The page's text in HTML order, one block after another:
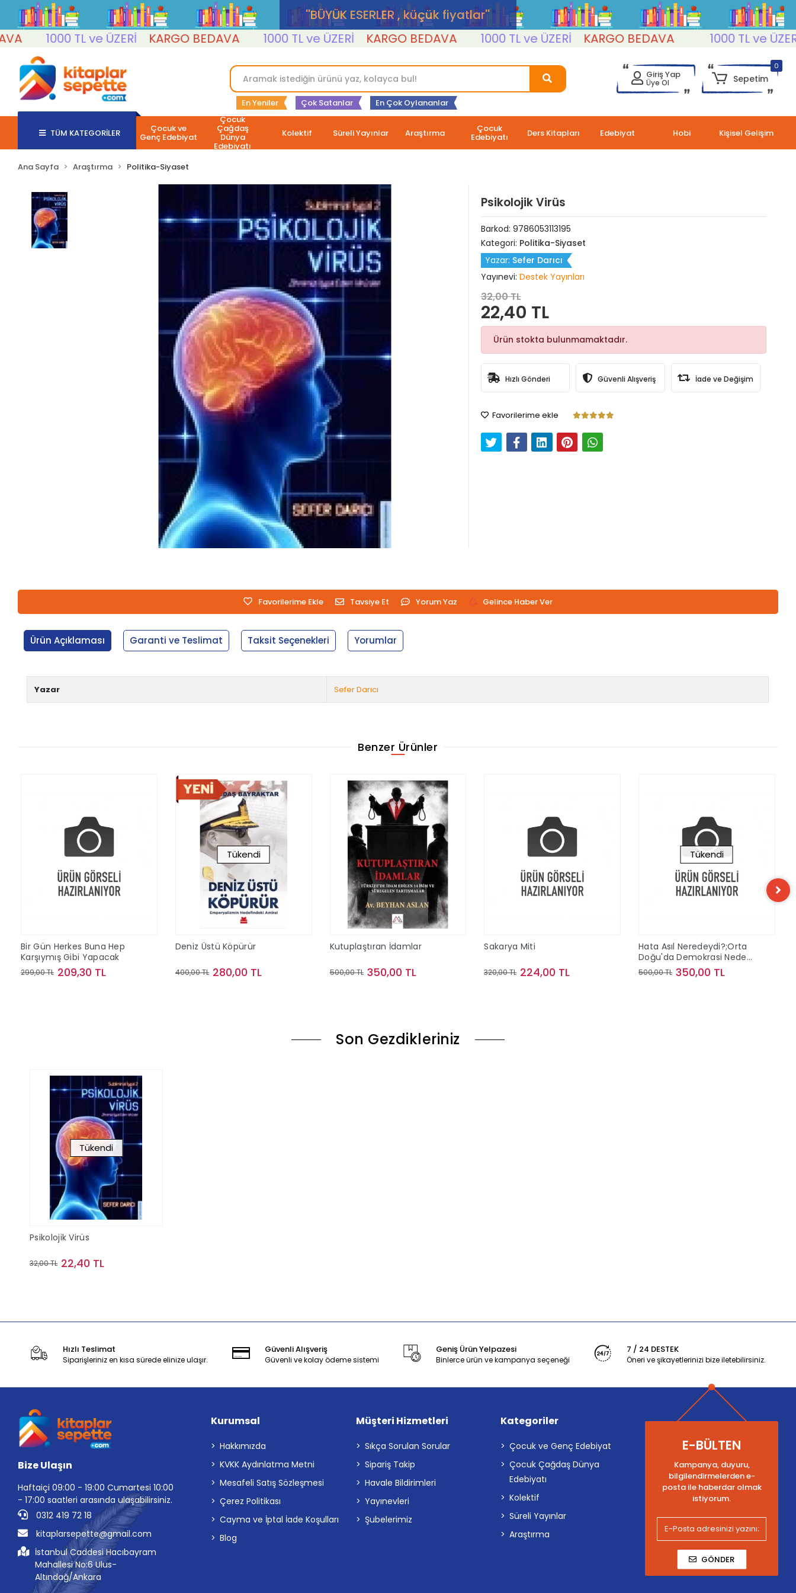
''BÜYÜK ESERLER , küçük fiyatlar''
1000 TL ve ÜZERİ
KARGO BEDAVA 1000 TL ve ÜZERİ KARGO BEDAVA 1000 TL ve ÜZERİ KARGO BEDAVA 1000 TL ve ÜZERİ
En Yeniler Çok Satanlar En Çok Oylananlar
Giriş Yap
Üye Ol
0
Sepetim
TÜM KATEGORİLER Çocuk ve
Genç Edebiyat
Çocuk
Çağdaş
Dünya
Edebiyatı
Kolektif Süreli Yayınlar Araştırma Çocuk
Edebiyatı Ders Kitapları Edebiyat Hobi Kişisel Gelişim
Ana Sayfa Araştırma Politika-Siyaset
Psikolojik Virüs
Barkod: 9786053113195
Kategori: Politika-Siyaset
Yazar: Sefer Darıcı
Yayınevi: Destek Yayınları
32,00 TL
22,40 TL
Ürün stokta bulunmamaktadır.
Hızlı Gönderi Güvenli Alışveriş İade ve Değişim
Favorilerime ekle
Favorilerime Ekle Tavsiye Et Yorum Yaz Gelince Haber Ver
Ürün Açıklaması Garanti ve Teslimat Taksit Seçenekleri Yorumlar
Yazar Sefer Darıcı
Benzer Ürünler
Bir Gün Herkes Buna Hep
Karşıymış Gibi Yapacak
299,00 TL 209,30 TL
Tükendi
Deniz Üstü Köpürür
400,00 TL 280,00 TL
Kutuplaştıran İdamlar
500,00 TL 350,00 TL
Sakarya Miti
320,00 TL 224,00 TL
Tükendi
Hata Asıl Neredeydi?;Orta
Doğu'da Demokrasi Neden
Başarısız Oldu?
500,00 TL 350,00 TL
Son Gezdikleriniz
Tükendi
Psikolojik Virüs
32,00 TL 22,40 TL
Hızlı Teslimat
Siparişleriniz en kısa sürede elinize ulaşır.
Güvenli Alışveriş
Güvenli ve kolay ödeme sistemi
Geniş Ürün Yelpazesi
Binlerce ürün ve kampanya seçeneği
7 / 24 DESTEK
Öneri ve şikayetlerinizi bize iletebilirsiniz.
Bize Ulaşın
Haftaiçi 09:00 - 19:00 Cumartesi 10:00
- 17:00 saatleri arasında ulaşabilirsiniz.
0312 419 72 18
kitaplarsepette@gmail.com
İstanbul Caddesi Hacıbayram
Mahallesi No:6 Ulus-
Altındağ/Ankara
Kurumsal
Hakkımızda
KVKK Aydınlatma Metni
Mesafeli Satış Sözleşmesi
Çerez Politikası
Cayma ve İptal İade Koşulları
Blog
Müşteri Hizmetleri
Sıkça Sorulan Sorular
Sipariş Takip
Havale Bildirimleri
Yayınevleri
Şubelerimiz
Kategoriler
Çocuk ve Genç Edebiyat
Çocuk Çağdaş Dünya
Edebiyatı
Kolektif
Süreli Yayınlar
Araştırma
E-BÜLTEN
Kampanya, duyuru,
bilgilendirmelerden e-
posta ile haberdar olmak
istiyorum.
GÖNDER